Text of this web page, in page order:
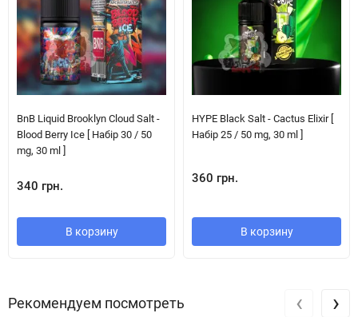
BnB Liquid Brooklyn Cloud Salt -
Blood Berry Ice [ Набір 30 / 50
mg, 30 ml ]
340 грн.
В корзину
HYPE Black Salt - Cactus Elixir [
Набір 25 / 50 mg, 30 ml ]
360 грн.
В корзину
Рекомендуем посмотреть ‹ ›